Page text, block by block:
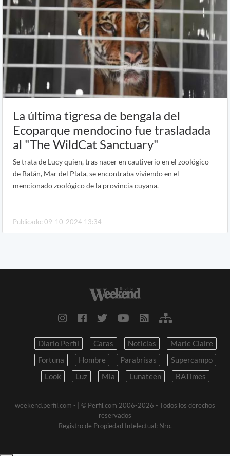
La última tigresa de bengala del
Ecoparque mendocino fue trasladada
al "The WildCat Sanctuary"
Se trata de Lucy quien, tras nacer en cautiverio en el zoológico
de Batán, Mar del Plata, se encontraba viviendo en el
mencionado zoológico de la provincia cuyana.
Publicado: 09-10-2024 13:34
Diario Perfil Caras Noticias
Marie Claire
Fortuna
Hombre Parabrisas
Supercampo
Look
Luz Mia Lunateen BATimes
weekend.perfil.com -
| © Perfil.com 2006-2026 - Todos los derechos
reservados
Registro de Propiedad Intelectual: Nro.